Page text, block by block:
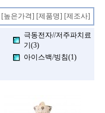
[높은가격] [제품명] [제조사]
극동전자//저주파치료
기(3)
아이스백/빙침(1)